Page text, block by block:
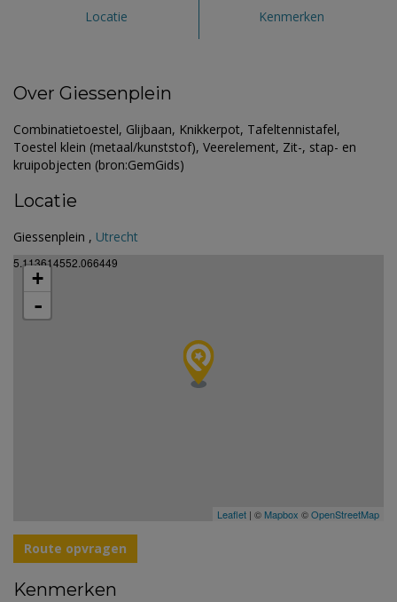
Locatie Kenmerken
Over Giessenplein
Combinatietoestel, Glijbaan, Knikkerpot, Tafeltennistafel,
Toestel klein (metaal/kunststof), Veerelement, Zit-, stap- en
kruipobjecten (bron:GemGids)
Locatie
Giessenplein , Utrecht
5.113614552.066449
+
-
Leaflet | © Mapbox ©OpenStreetMap
Route opvragen
Kenmerken